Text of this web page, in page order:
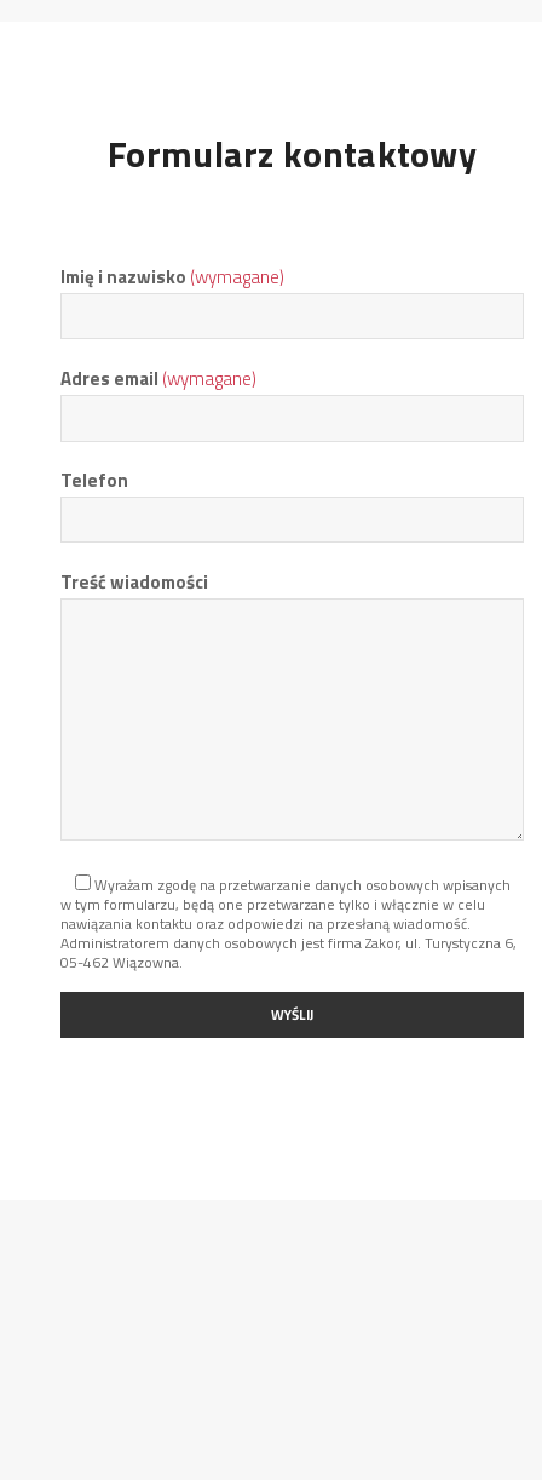
Formularz kontaktowy
Imię i nazwisko (wymagane)
Adres email (wymagane)
Telefon
Treść wiadomości
Wyrażam zgodę na przetwarzanie danych osobowych wpisanych
w tym formularzu, będą one przetwarzane tylko i włącznie w celu
nawiązania kontaktu oraz odpowiedzi na przesłaną wiadomość.
Administratorem danych osobowych jest firma Zakor, ul. Turystyczna 6,
05-462 Wiązowna.